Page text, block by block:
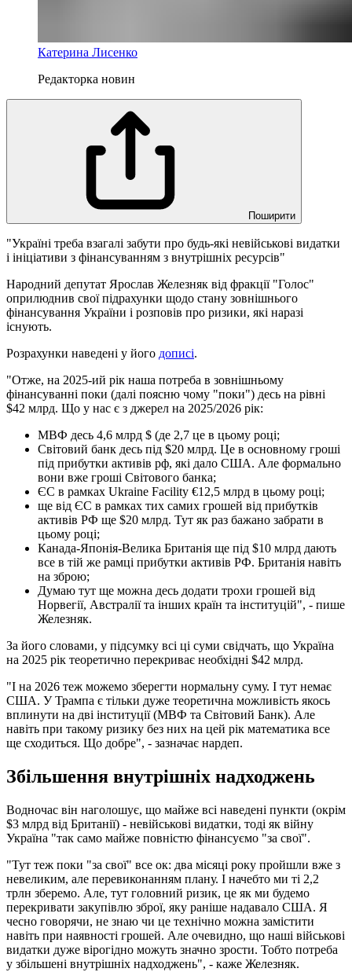
Катерина Лисенко
Редакторка новин
Поширити
"Україні треба взагалі забути про будь-які невійськові видатки
і ініціативи з фінансуванням з внутрішніх ресурсів"
Народний депутат Ярослав Железняк від фракції "Голос"
оприлюднив свої підрахунки щодо стану зовнішнього
фінансування України і розповів про ризики, які наразі
існують.
Розрахунки наведені у його дописі.
"Отже, на 2025-ий рік наша потреба в зовнішньому
фінансуванні поки (далі поясню чому "поки") десь на рівні
$42 млрд. Що у нас є з джерел на 2025/2026 рік:
МВФ десь 4,6 млрд $ (де 2,7 це в цьому році;
Світовий банк десь під $20 млрд. Це в основному гроші
під прибутки активів рф, які дало США. Але формально
вони вже гроші Світового банка;
ЄС в рамках Ukraine Facility €12,5 млрд в цьому році;
ще від ЄС в рамках тих самих грошей від прибутків
активів РФ ще $20 млрд. Тут як раз бажано забрати в
цьому році;
Канада-Японія-Велика Британія ще під $10 млрд дають
все в тій же рамці прибутки активів РФ. Британія навіть
на зброю;
Думаю тут ще можна десь додати трохи грошей від
Норвегії, Австралії та інших країн та інституцій", - пише
Железняк.
За його словами, у підсумку всі ці суми свідчать, що Україна
на 2025 рік теоретично перекриває необхідні $42 млрд.
"І на 2026 теж можемо зберегти нормальну суму. І тут немає
США. У Трампа є тільки дуже теоретична можливість якось
вплинути на дві інституції (МВФ та Світовий Банк). Але
навіть при такому ризику без них на цей рік математика все
ще сходиться. Що добре", - зазначає нардеп.
Збільшення внутрішніх надходжень
Водночас він наголошує, що майже всі наведені пункти (окрім
$3 млрд від Британії) - невійськові видатки, тоді як війну
Україна "так само майже повністю фінансуємо "за свої".
"Тут теж поки "за свої" все ок: два місяці року пройшли вже з
невеликим, але перевиконанням плану. І начебто ми ті 2,2
трлн зберемо. Але, тут головний ризик, це як ми будемо
перекривати закупівлю зброї, яку раніше надавало США. Я
чесно говорячи, не знаю чи це технічно можна замістити
навіть при наявності грошей. Але очевидно, що наші військові
видатки дуже вірогідно можуть значно зрости. Тобто потреба
у збільшені внутрішніх надходжень", - каже Железняк.